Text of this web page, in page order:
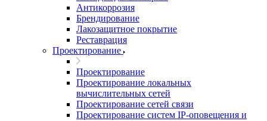
Антикоррозия
Брендирование
Лакозащитное покрытие
Реставрация
Проектирование
Проектирование
Проектирование локальных
вычислительных сетей
Проектирование сетей связи
Проектирование систем IP-оповещения и